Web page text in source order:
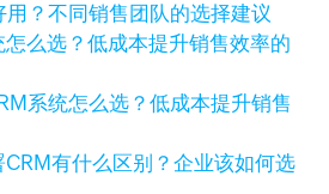
用？不同销售团队的选择建议
系统怎么选？低成本提升销售